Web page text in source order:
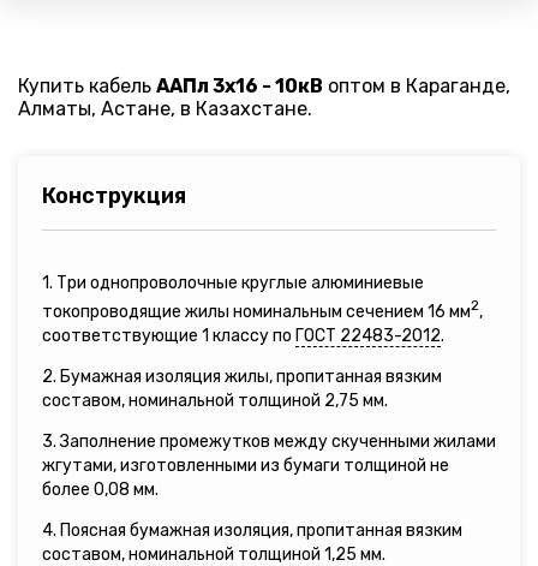
Купить кабель ААПл 3х16 - 10кВ оптом в Караганде,
Алматы, Астане, в Казахстане.
Конструкция
1. Три однопроволочные круглые алюминиевые
токопроводящие жилы номинальным сечением 16 мм2,
соответствующие 1 классу по ГОСТ 22483-2012.
2. Бумажная изоляция жилы, пропитанная вязким
составом, номинальной толщиной 2,75 мм.
3. Заполнение промежутков между скученными жилами
жгутами, изготовленными из бумаги толщиной не
более 0,08 мм.
4. Поясная бумажная изоляция, пропитанная вязким
составом, номинальной толщиной 1,25 мм.